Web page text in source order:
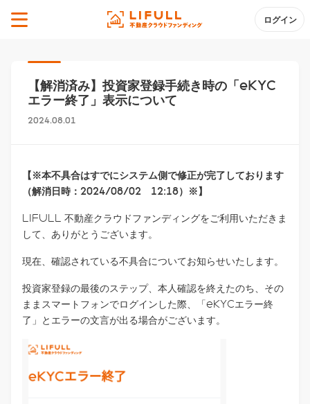
ログイン
【解消済み】投資家登録手続き時の「eKYC
エラー終了」表示について
2024.08.01
【※本不具合はすでにシステム側で修正が完了しております
（解消日時：2024/08/02 12:18）※】
LIFULL 不動産クラウドファンディングをご利用いただきま
して、ありがとうございます。
現在、確認されている不具合についてお知らせいたします。
投資家登録の最後のステップ、本人確認を終えたのち、その
ままスマートフォンでログインした際、「eKYCエラー終
了」とエラーの文言が出る場合がございます。